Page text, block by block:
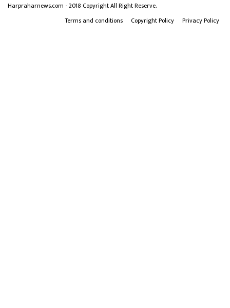
Harpraharnews.com - 2018 Copyright All Right Reserve.
Terms and conditions
Copyright Policy Privacy Policy